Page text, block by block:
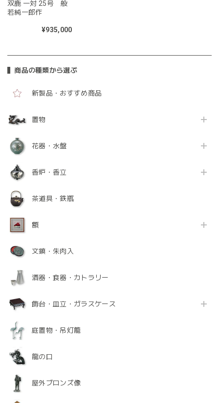
商品の種類から選ぶ
新製品・おすすめ商品
置物
花器・水盤
香炉・香立
茶道具・鉄瓶
額
文鎮・朱肉入
酒器・食器・カトラリー
飾台・皿立・ガラスケース
庭置物・吊灯籠
龍の口
屋外ブロンズ像
双鹿 一対 25号 般
若純一郎作
¥935,000